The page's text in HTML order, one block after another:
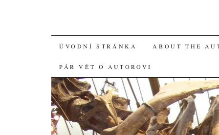
SKIP
TO
CONTENT
ÚVODNÍ STRÁNKA ABOUT THE
PÁR VĚT O AUTOROVI